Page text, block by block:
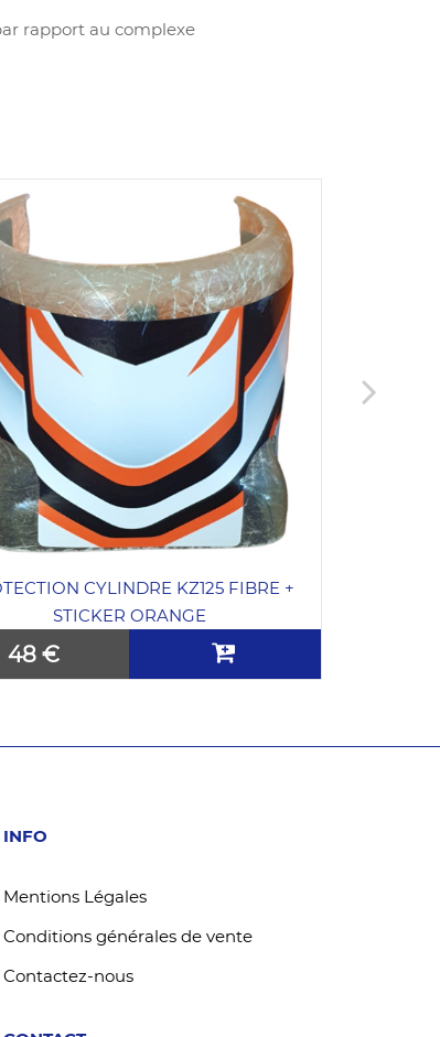
rapport au complexe
CYLINDRE KZ125 FIBRE +
STICKER ORANGE
48 €
INFO
Mentions Légales
Conditions générales de vente
Contactez-nous